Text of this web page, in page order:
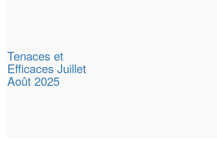
Tenaces et
Efficaces Juillet
Août 2025